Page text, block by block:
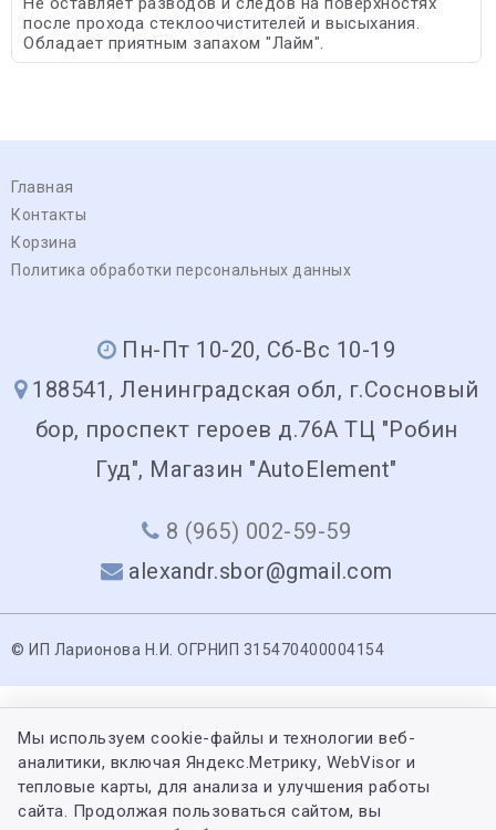
после прохода стеклоочистителей и высыхания.
Обладает приятным запахом "Лайм".
Главная
Контакты
Корзина
Политика обработки персональных данных
Пн-Пт 10-20, Сб-Вс 10-19
188541, Ленинградская обл, г.Сосновый
бор, проспект героев д.76А ТЦ "Робин
Гуд", Магазин "AutoElement"
8 (965) 002-59-59
alexandr.sbor@gmail.com
© ИП Ларионова Н.И. ОГРНИП 315470400004154
Мы используем cookie-файлы и технологии веб-
аналитики, включая Яндекс.Метрику, WebVisor и
тепловые карты, для анализа и улучшения работы
сайта. Продолжая пользоваться сайтом, вы